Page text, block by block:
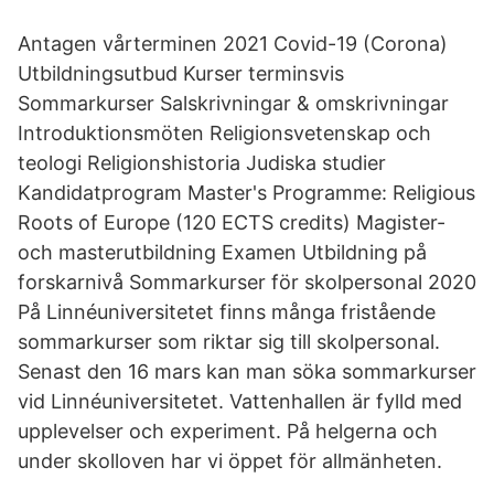
Antagen vårterminen 2021 Covid-19 (Corona)
Utbildningsutbud Kurser terminsvis
Sommarkurser Salskrivningar & omskrivningar
Introduktionsmöten Religionsvetenskap och
teologi Religionshistoria Judiska studier
Kandidatprogram Master's Programme: Religious
Roots of Europe (120 ECTS credits) Magister-
och masterutbildning Examen Utbildning på
forskarnivå Sommarkurser för skolpersonal 2020
På Linnéuniversitetet finns många fristående
sommarkurser som riktar sig till skolpersonal.
Senast den 16 mars kan man söka sommarkurser
vid Linnéuniversitetet. Vattenhallen är fylld med
upplevelser och experiment. På helgerna och
under skolloven har vi öppet för allmänheten.